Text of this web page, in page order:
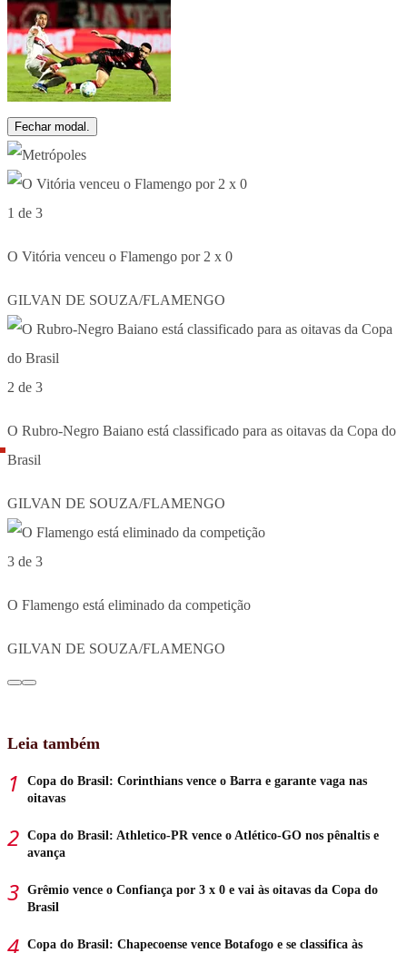
Fechar modal.
1 de 3
O Vitória venceu o Flamengo por 2 x 0
GILVAN DE SOUZA/FLAMENGO
2 de 3
O Rubro-Negro Baiano está classificado para as oitavas da Copa do
Brasil
GILVAN DE SOUZA/FLAMENGO
3 de 3
O Flamengo está eliminado da competição
GILVAN DE SOUZA/FLAMENGO
Leia também
Copa do Brasil: Corinthians vence o Barra e garante vaga nas
oitavas
Copa do Brasil: Athletico-PR vence o Atlético-GO nos pênaltis e
avança
Grêmio vence o Confiança por 3 x 0 e vai às oitavas da Copa do
Brasil
Copa do Brasil: Chapecoense vence Botafogo e se classifica às